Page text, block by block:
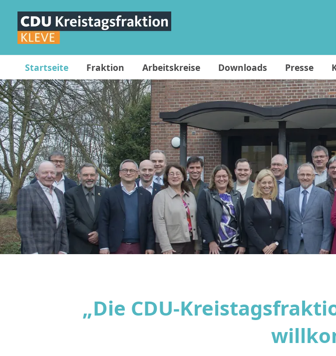
Startseite Fraktion Arbeitskreise Downloads Presse
„Die CDU-